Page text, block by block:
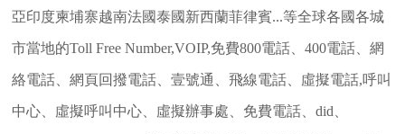
亞印度柬埔寨越南法國泰國新西蘭菲律賓...等全球各國各城
市當地的Toll Free Number,VOIP,免費800電話、400電話、網
絡電話、網頁回撥電話、壹號通、飛線電話、虛擬電話,呼叫
中心、虛擬呼叫中心、虛擬辦事處、免費電話、did、